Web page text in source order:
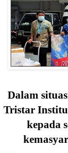
Dalam
Tristar
kepada